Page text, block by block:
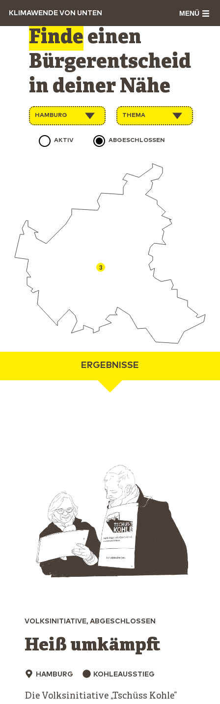
KLIMAWENDE VON UNTEN MENÜ
3
Finde einen
Bürgerentscheid
in deiner Nähe
HAMBURG THEMA
AKTIV ABGESCHLOSSEN
ERGEBNISSE
VOLKSINITIATIVE, ABGESCHLOSSEN
Heiß umkämpft
HAMBURG KOHLEAUSSTIEG
Die Volksinitiative „Tschüss Kohle“